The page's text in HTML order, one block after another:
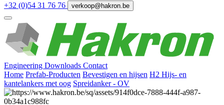
+32 (0)54 31 76 76
verkoop@hakron.be
Engineering Downloads Contact
Home Prefab-Producten Bevestigen en hijsen H2 Hijs- en
kantelankers met oog Spreidanker - OV